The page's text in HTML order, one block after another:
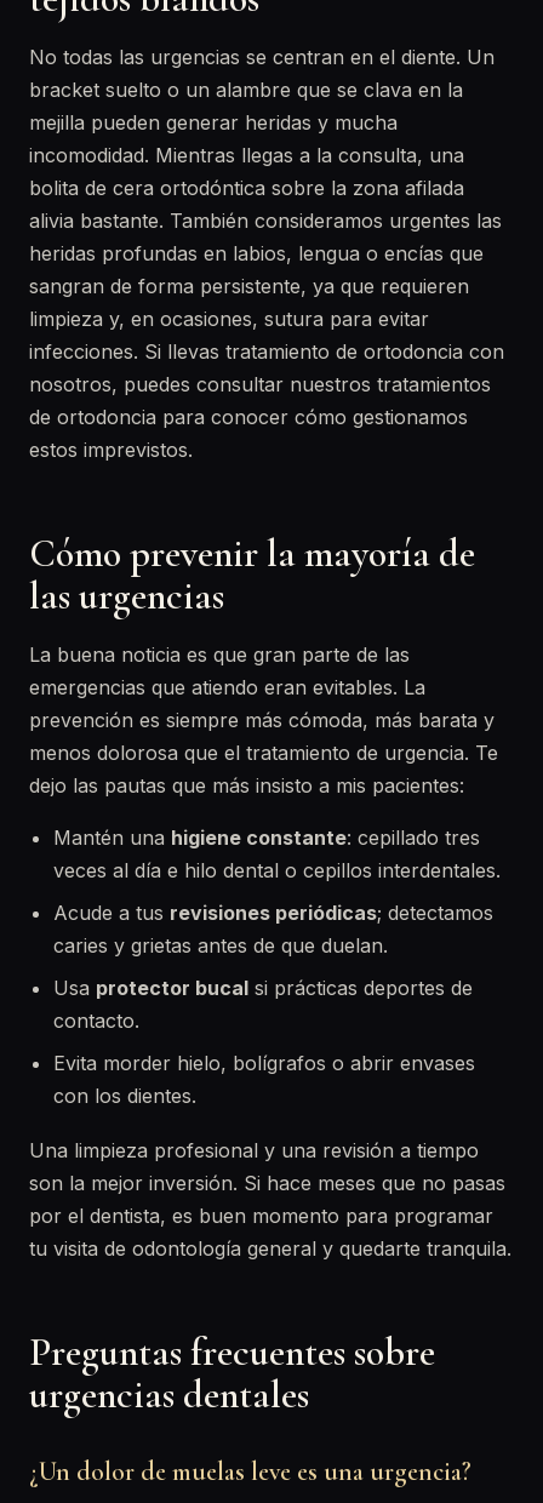
No todas las urgencias se centran en el diente. Un
bracket suelto o un alambre que se clava en la
mejilla pueden generar heridas y mucha
incomodidad. Mientras llegas a la consulta, una
bolita de cera ortodóntica sobre la zona afilada
alivia bastante. También consideramos urgentes las
heridas profundas en labios, lengua o encías que
sangran de forma persistente, ya que requieren
limpieza y, en ocasiones, sutura para evitar
infecciones. Si llevas tratamiento de ortodoncia con
nosotros, puedes consultar nuestros tratamientos
de ortodoncia para conocer cómo gestionamos
estos imprevistos.
Cómo prevenir la mayoría de
las urgencias
La buena noticia es que gran parte de las
emergencias que atiendo eran evitables. La
prevención es siempre más cómoda, más barata y
menos dolorosa que el tratamiento de urgencia. Te
dejo las pautas que más insisto a mis pacientes:
Mantén una higiene constante: cepillado tres
veces al día e hilo dental o cepillos interdentales.
Acude a tus revisiones periódicas; detectamos
caries y grietas antes de que duelan.
Usa protector bucal si prácticas deportes de
contacto.
Evita morder hielo, bolígrafos o abrir envases
con los dientes.
Una limpieza profesional y una revisión a tiempo
son la mejor inversión. Si hace meses que no pasas
por el dentista, es buen momento para programar
tu visita de odontología general y quedarte tranquila.
Preguntas frecuentes sobre
urgencias dentales
¿Un dolor de muelas leve es una urgencia?